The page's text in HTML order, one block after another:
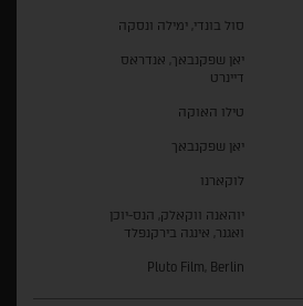
סול בונדי, ימילה ונסקה
יאן שפקנבאך, אנדראס
דיינרט
טילו האוקה
יאן שפקנבאך
לוקארנו
יוהאנה ווקאלק, הנס-יוכן
ואגנר, אינגה בירקנפלד
Pluto Film, Berlin